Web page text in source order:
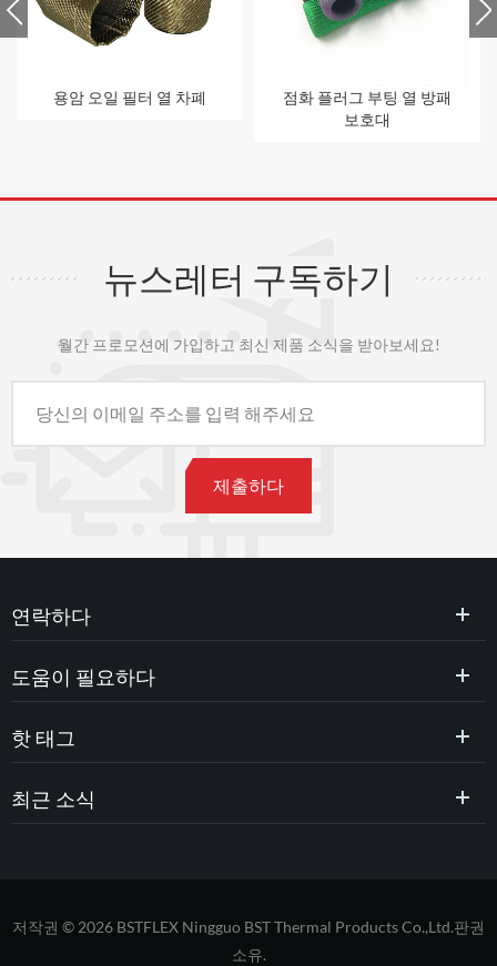
용암 오일 필터 열 차폐
점화 플러그 부팅 열 방패
보호대
뉴스레터 구독하기
월간 프로모션에 가입하고 최신 제품 소식을 받아보세요!
연락하다
도움이 필요하다
핫 태그
최근 소식
저작권 © 2026 BSTFLEX Ningguo BST Thermal Products Co.,Ltd.판권
소유.